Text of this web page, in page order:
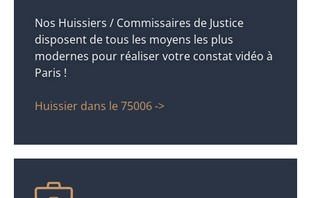
Nos Huissiers / Commissaires de Justice
disposent de tous les moyens les plus
modernes pour réaliser votre constat vidéo à
Paris !
Huissier dans le 75006 ->